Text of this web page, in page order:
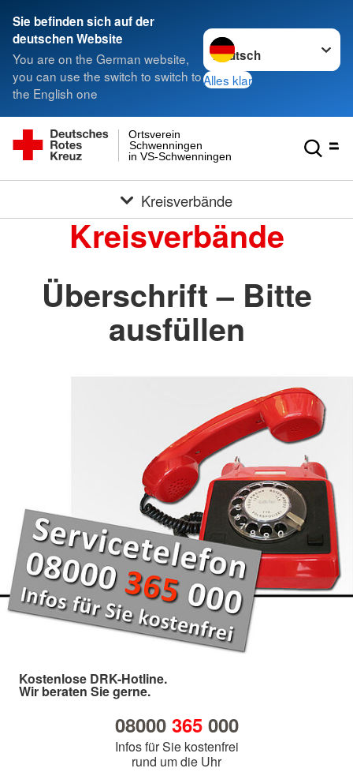
Sie befinden sich auf der
deutschen Website
You are on the German website,
you can use the switch to switch to
the English one
Sprache wechseln zu
Alles klar
in VS-Schwenningen
Schwenningen
Ortsverein
Kreisverbände
Kreisverbände
Überschrift – Bitte
ausfüllen
Kostenlose DRK-Hotline.
Wir beraten Sie gerne.
08000 365000
Infos für Sie kostenfrei
rund um die Uhr